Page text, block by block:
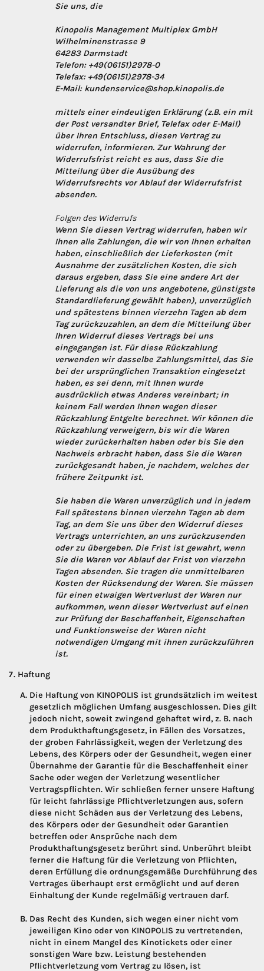
Sie uns, die
Kinopolis Management Multiplex GmbH
Wilhelminenstrasse 9
64283 Darmstadt
Telefon: +49(06151)2978-0
Telefax: +49(06151)2978-34
E-Mail: kundenservice@shop.kinopolis.de
mittels einer eindeutigen Erklärung (z.B. ein mit
der Post versandter Brief, Telefax oder E-Mail)
über Ihren Entschluss, diesen Vertrag zu
widerrufen, informieren. Zur Wahrung der
Widerrufsfrist reicht es aus, dass Sie die
Mitteilung über die Ausübung des
Widerrufsrechts vor Ablauf der Widerrufsfrist
absenden.
Folgen des Widerrufs
Wenn Sie diesen Vertrag widerrufen, haben wir
Ihnen alle Zahlungen, die wir von Ihnen erhalten
haben, einschließlich der Lieferkosten (mit
Ausnahme der zusätzlichen Kosten, die sich
daraus ergeben, dass Sie eine andere Art der
Lieferung als die von uns angebotene, günstigste
Standardlieferung gewählt haben), unverzüglich
und spätestens binnen vierzehn Tagen ab dem
Tag zurückzuzahlen, an dem die Mitteilung über
Ihren Widerruf dieses Vertrags bei uns
eingegangen ist. Für diese Rückzahlung
verwenden wir dasselbe Zahlungsmittel, das Sie
bei der ursprünglichen Transaktion eingesetzt
haben, es sei denn, mit Ihnen wurde
ausdrücklich etwas Anderes vereinbart; in
keinem Fall werden Ihnen wegen dieser
Rückzahlung Entgelte berechnet. Wir können die
Rückzahlung verweigern, bis wir die Waren
wieder zurückerhalten haben oder bis Sie den
Nachweis erbracht haben, dass Sie die Waren
zurückgesandt haben, je nachdem, welches der
frühere Zeitpunkt ist.
Sie haben die Waren unverzüglich und in jedem
Fall spätestens binnen vierzehn Tagen ab dem
Tag, an dem Sie uns über den Widerruf dieses
Vertrags unterrichten, an uns zurückzusenden
oder zu übergeben. Die Frist ist gewahrt, wenn
Sie die Waren vor Ablauf der Frist von vierzehn
Tagen absenden. Sie tragen die unmittelbaren
Kosten der Rücksendung der Waren. Sie müssen
für einen etwaigen Wertverlust der Waren nur
aufkommen, wenn dieser Wertverlust auf einen
zur Prüfung der Beschaffenheit, Eigenschaften
und Funktionsweise der Waren nicht
notwendigen Umgang mit ihnen zurückzuführen
ist.
Haftung
Die Haftung von KINOPOLIS ist grundsätzlich im weitest
gesetzlich möglichen Umfang ausgeschlossen. Dies gilt
jedoch nicht, soweit zwingend gehaftet wird, z. B. nach
dem Produkthaftungsgesetz, in Fällen des Vorsatzes,
der groben Fahrlässigkeit, wegen der Verletzung des
Lebens, des Körpers oder der Gesundheit, wegen einer
Übernahme der Garantie für die Beschaffenheit einer
Sache oder wegen der Verletzung wesentlicher
Vertragspflichten. Wir schließen ferner unsere Haftung
für leicht fahrlässige Pflichtverletzungen aus, sofern
diese nicht Schäden aus der Verletzung des Lebens,
des Körpers oder der Gesundheit oder Garantien
betreffen oder Ansprüche nach dem
Produkthaftungsgesetz berührt sind. Unberührt bleibt
ferner die Haftung für die Verletzung von Pflichten,
deren Erfüllung die ordnungsgemäße Durchführung des
Vertrages überhaupt erst ermöglicht und auf deren
Einhaltung der Kunde regelmäßig vertrauen darf.
Das Recht des Kunden, sich wegen einer nicht vom
jeweiligen Kino oder von KINOPOLIS zu vertretenden,
nicht in einem Mangel des Kinotickets oder einer
sonstigen Ware bzw. Leistung bestehenden
Pflichtverletzung vom Vertrag zu lösen, ist